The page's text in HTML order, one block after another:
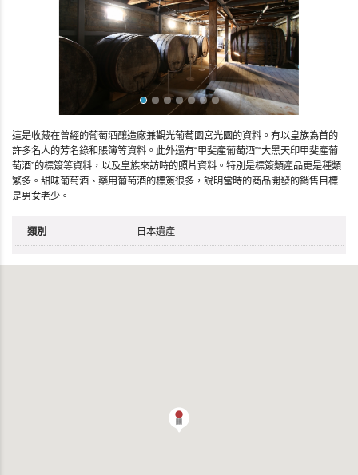
這是收藏在曾經的葡萄酒釀造廠兼觀光葡萄園宮光園的資料。有以皇族為首的
許多名人的芳名錄和賬簿等資料。此外還有“甲斐產葡萄酒”“大黑天印甲斐產葡
萄酒”的標簽等資料，以及皇族來訪時的照片資料。特別是標簽類產品更是種類
繁多。甜味葡萄酒、藥用葡萄酒的標簽很多，說明當時的商品開發的銷售目標
是男女老少。
類別 日本遺產